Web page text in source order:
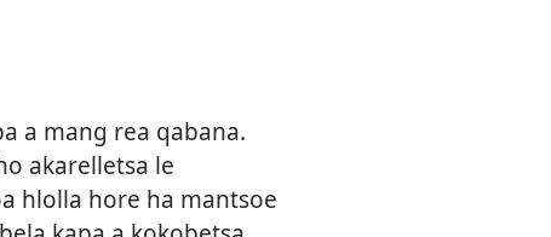
a mang rea qabana.
akarelletsa le
hlolla hore ha mantsoe